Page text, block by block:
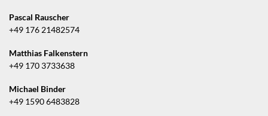
Pascal Rauscher
+49 176 21482574
Matthias Falkenstern
+49 170 3733638
Michael Binder
+49 1590 6483828